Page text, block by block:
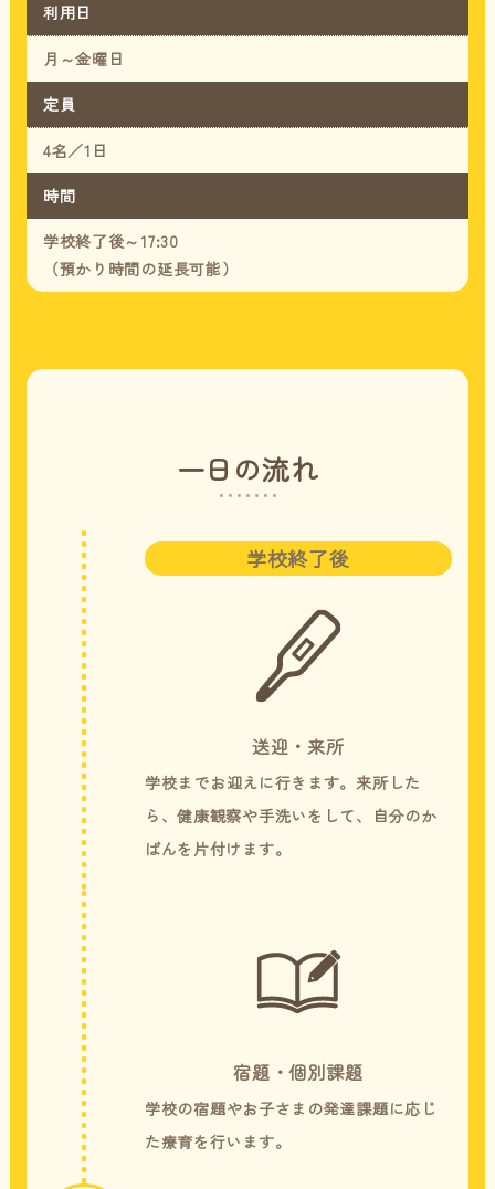
利用日
月～金曜日
定員
4名／1日
時間
学校終了後～17:30
（預かり時間の延長可能）
一日の流れ
学校終了後
送迎・来所
学校までお迎えに行きます。来所した
ら、健康観察や手洗いをして、自分のか
ばんを片付けます。
宿題・個別課題
学校の宿題やお子さまの発達課題に応じ
た療育を行います。